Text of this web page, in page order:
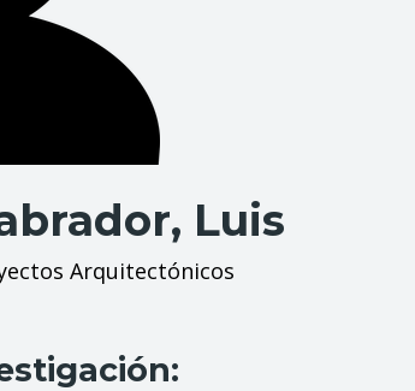
Luis
Arquitectónicos